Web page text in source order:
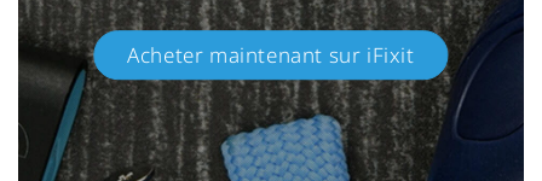
Acheter maintenant sur iFixit​